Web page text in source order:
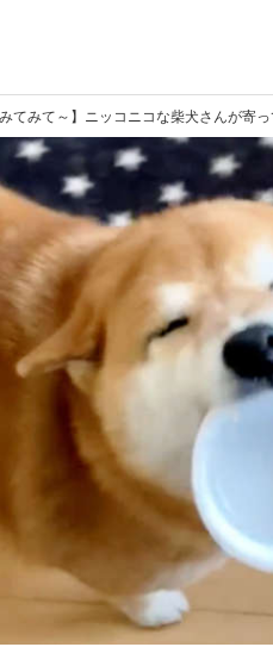
みてみて～】ニッコニコな柴犬さんが寄